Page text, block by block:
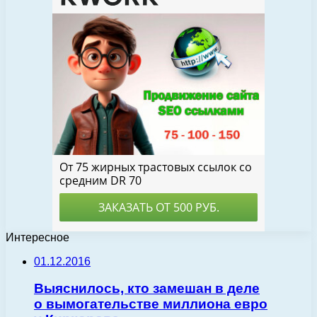
Интересное
01.12.2016
Выяснилось, кто замешан в деле
о вымогательстве миллиона евро